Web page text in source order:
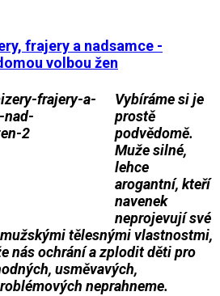
frajery a nadsamce -
volbou žen
Vybíráme si je
prostě
podvědomě.
Muže silné,
lehce
arogantní, kteří
navenek
neprojevují své
tělesnými vlastnostmi,
nás ochrání a zplodit děti pro
usměvavých,
neprahneme.